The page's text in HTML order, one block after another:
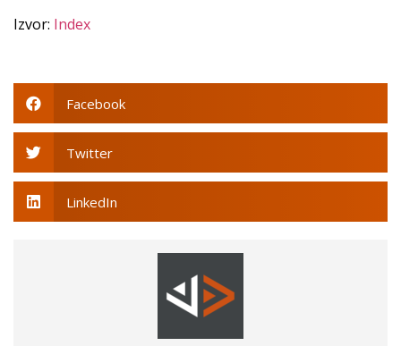
Izvor: Index
Facebook
Twitter
LinkedIn